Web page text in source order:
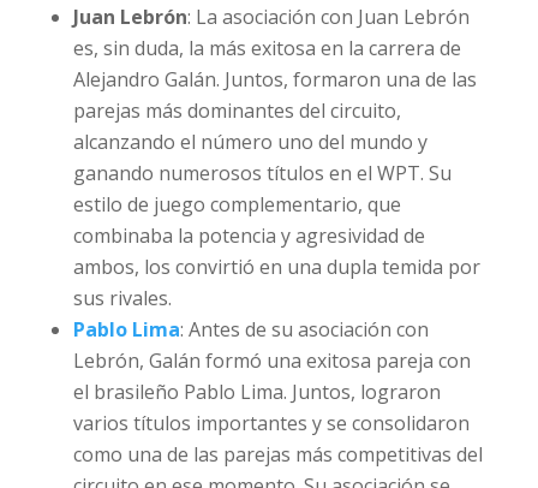
Juan Lebrón: La asociación con Juan Lebrón
es, sin duda, la más exitosa en la carrera de
Alejandro Galán. Juntos, formaron una de las
parejas más dominantes del circuito,
alcanzando el número uno del mundo y
ganando numerosos títulos en el WPT. Su
estilo de juego complementario, que
combinaba la potencia y agresividad de
ambos, los convirtió en una dupla temida por
sus rivales.
Pablo Lima: Antes de su asociación con
Lebrón, Galán formó una exitosa pareja con
el brasileño Pablo Lima. Juntos, lograron
varios títulos importantes y se consolidaron
como una de las parejas más competitivas del